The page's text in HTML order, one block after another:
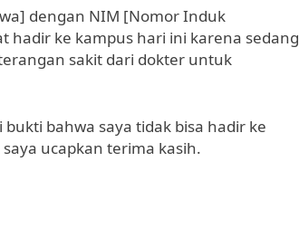
dengan NIM [Nomor Induk
hadir ke kampus hari ini karena sedang
sakit dari dokter untuk
bahwa saya tidak bisa hadir ke
ucapkan terima kasih.